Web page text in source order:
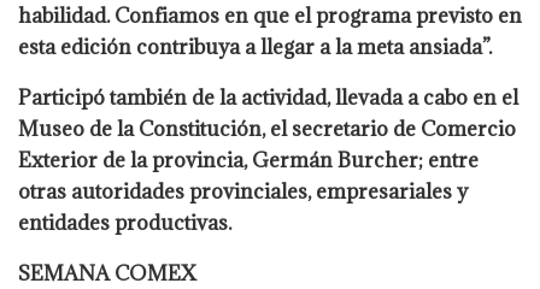
habilidad. Confiamos en que el programa previsto en
esta edición contribuya a llegar a la meta ansiada”.
Participó también de la actividad, llevada a cabo en el
Museo de la Constitución, el secretario de Comercio
Exterior de la provincia, Germán Burcher; entre
otras autoridades provinciales, empresariales y
entidades productivas.
SEMANA COMEX